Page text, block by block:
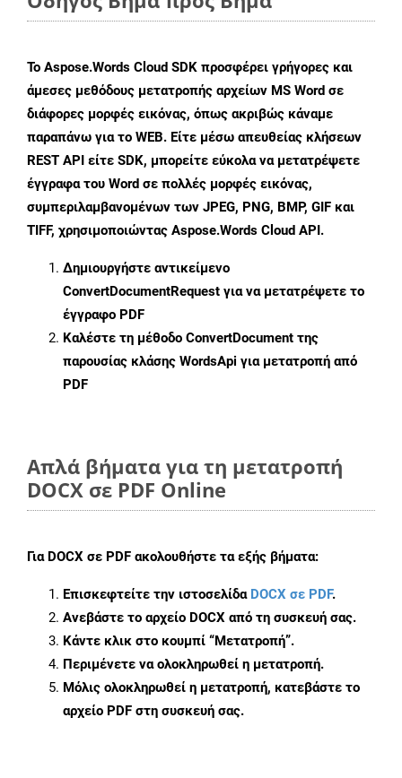
Το Aspose.Words Cloud SDK προσφέρει γρήγορες και
άμεσες μεθόδους μετατροπής αρχείων MS Word σε
διάφορες μορφές εικόνας, όπως ακριβώς κάναμε
παραπάνω για το WEB. Είτε μέσω απευθείας κλήσεων
REST API είτε SDK, μπορείτε εύκολα να μετατρέψετε
έγγραφα του Word σε πολλές μορφές εικόνας,
συμπεριλαμβανομένων των JPEG, PNG, BMP, GIF και
TIFF, χρησιμοποιώντας Aspose.Words Cloud API.
Δημιουργήστε αντικείμενο
ConvertDocumentRequest για να μετατρέψετε το
έγγραφο PDF
Καλέστε τη μέθοδο ConvertDocument της
παρουσίας κλάσης WordsApi για μετατροπή από
PDF
Απλά βήματα για τη μετατροπή
DOCX σε PDF Online
Για DOCX σε PDF ακολουθήστε τα εξής βήματα:
Επισκεφτείτε την ιστοσελίδα DOCX σε PDF.
Ανεβάστε το αρχείο DOCX από τη συσκευή σας.
Κάντε κλικ στο κουμπί “Μετατροπή”.
Περιμένετε να ολοκληρωθεί η μετατροπή.
Μόλις ολοκληρωθεί η μετατροπή, κατεβάστε το
αρχείο PDF στη συσκευή σας.